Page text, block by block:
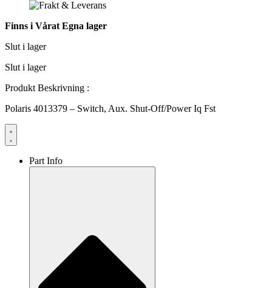
Finns i Vårat Egna lager
Slut i lager
Slut i lager
Produkt Beskrivning :
Polaris 4013379 – Switch, Aux. Shut-Off/Power Iq Fst
Part Info